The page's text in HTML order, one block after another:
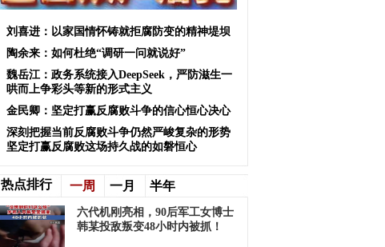
刘喜进：以家国情怀铸就拒腐防变的精神堤坝
陶余来：如何杜绝“调研一问就说好”
魏岳江：政务系统接入DeepSeek，严防滋生一
哄而上争彩头等新的形式主义
金民卿：坚定打赢反腐败斗争的信心恒心决心
深刻把握当前反腐败斗争仍然严峻复杂的形势
坚定打赢反腐败这场持久战的如磐恒心
热点排行 一周 一月 半年
六代机刚亮相，90后军工女博士
韩某投敌叛变48小时内被抓！